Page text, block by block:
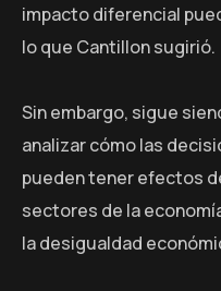
impacto diferencial
lo que Cantillon sugirió.
Sin embargo, sigue
analizar cómo las
pueden tener efectos
sectores de la
la desigualdad